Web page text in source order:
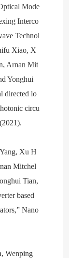
Mode
Interco
Technol
Xiao, X
Arnan Mit
Yonghui
directed lo
circu
Xu H
Mitchel
Tian,
based
Nano
Wenping